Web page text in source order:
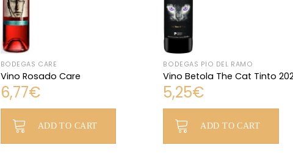
BODEGAS CARE
Vino Rosado Care
6,77€
ADD TO CART
BODEGAS PÍO DEL RAMO
Vino Betola The Cat Tinto
5,25€
ADD TO CART